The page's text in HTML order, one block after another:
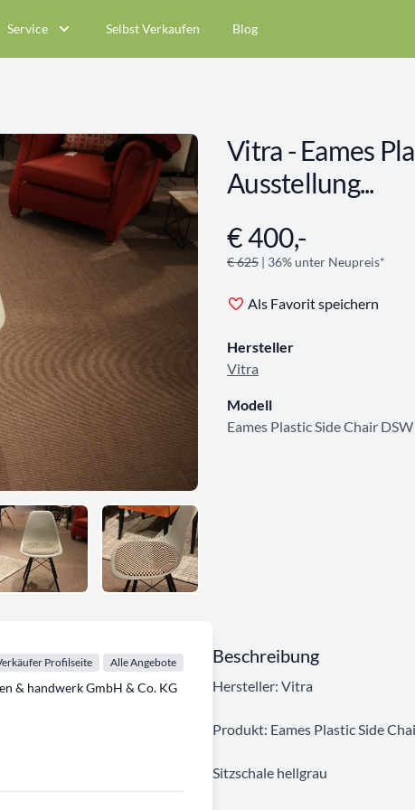
Service Selbst Verkaufen Blog
Vitra - Eames
Ausstellung...
Angebotsinformationen
€ 400,-
€ 625 | 36% unter Neupreis*
Als Favorit speichern
Hersteller
Vitra
Modell
Eames Plastic Side Chair DSW
Profilseite Alle Angebote
& handwerk GmbH & Co. KG
Beschreibung
Hersteller: Vitra
Produkt: Eames Plastic Side
Sitzschale hellgrau